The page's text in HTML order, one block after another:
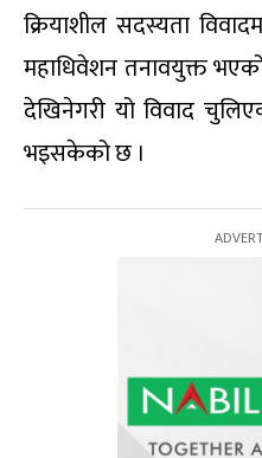
क्रियाशील सदस्यता
महाधिवेशन तनावयुक्त
देखिनेगरी यो विवाद
भइसकेको छ ।